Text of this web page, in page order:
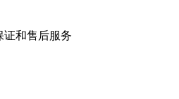
证和售后服务